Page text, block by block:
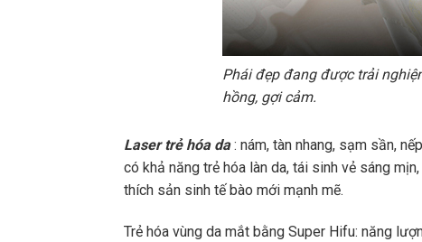
Phái đẹp đang được trải
hồng, gợi cảm.
Laser trẻ hóa da: nám, tàn nhang, sạm sần,
có khả năng trẻ hóa làn da, tái sinh vẻ sáng
thích sản sinh tế bào mới mạnh mẽ.
Trẻ hóa vùng da mắt bằng Super Hifu: năng